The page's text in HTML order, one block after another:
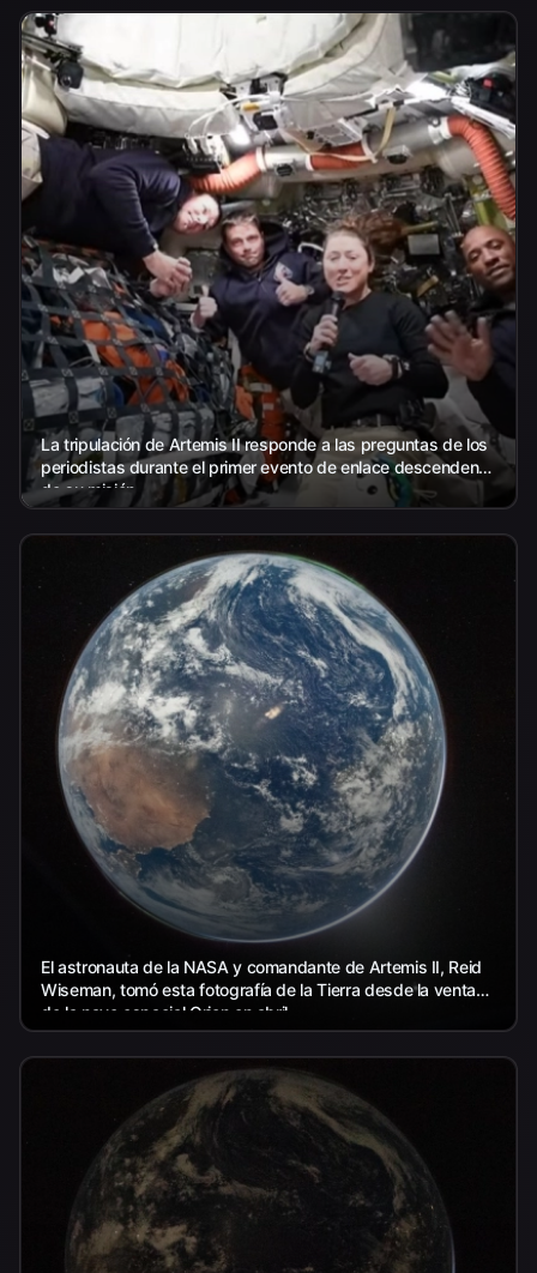
La tripulación de Artemis II responde a las preguntas de los
periodistas durante el primer evento de enlace descendente
de su misión.
El astronauta de la NASA y comandante de Artemis II, Reid
Wiseman, tomó esta fotografía de la Tierra desde la ventana
de la nave espacial Orion en abril...